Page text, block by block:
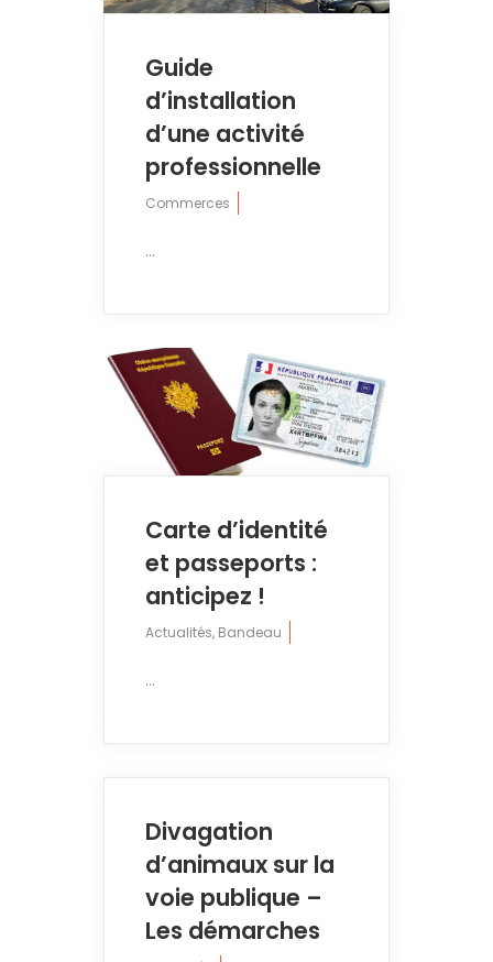
Guide
d’installation
d’une activité
professionnelle
Commerces
...
Carte d’identité
et passeports :
anticipez !
Actualités, Bandeau
...
Divagation
d’animaux sur la
voie publique –
Les démarches